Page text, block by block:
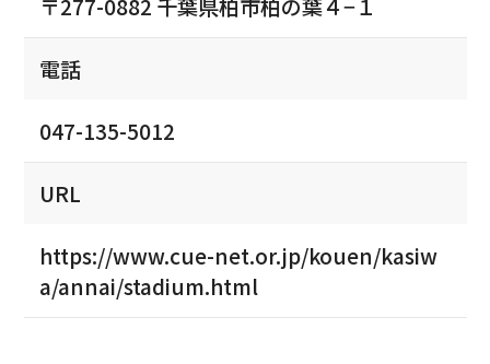
電話
047-135-5012
URL
https://www.cue-net.or.jp/kouen/kasiw
a/annai/stadium.html